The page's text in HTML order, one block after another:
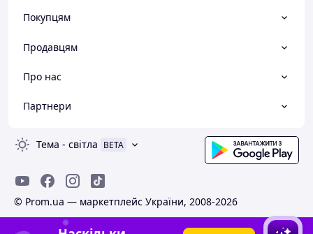
Покупцям
Продавцям
Про нас
Партнери
Тема - світла BETA
© Prom.ua — маркетплейс України, 2008-2026